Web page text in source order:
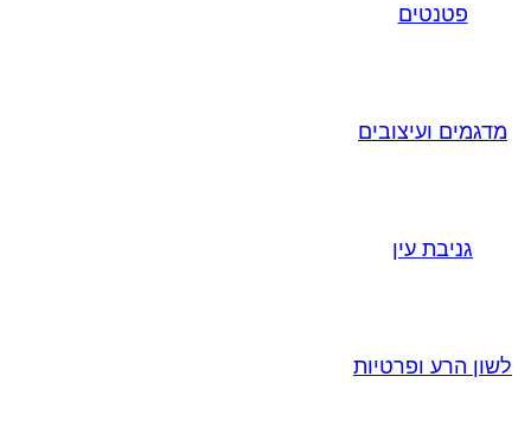
פטנטים
מדגמים ועיצובים
גניבת עין
לשון הרע ופרטיות